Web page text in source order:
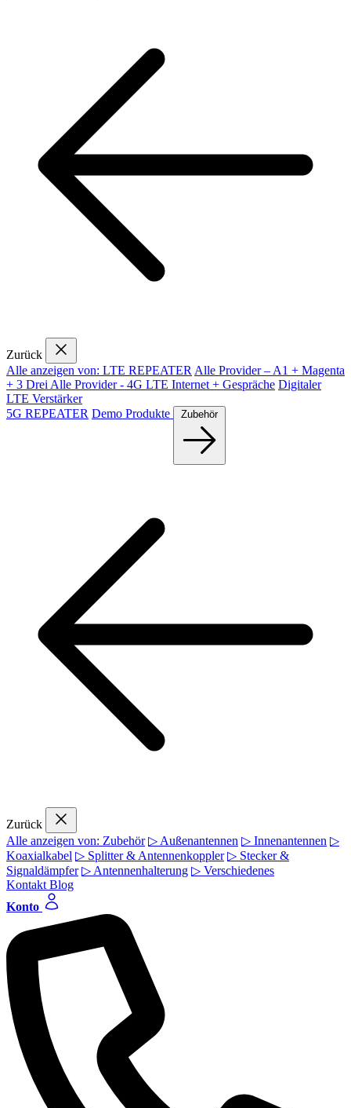
Zurück
Alle anzeigen von: LTE REPEATER Alle Provider – A1 + Magenta
+ 3 Drei Alle Provider - 4G LTE Internet + Gespräche Digitaler
LTE Verstärker
5G REPEATER Demo Produkte Zubehör
Zurück
Alle anzeigen von: Zubehör ▷ Außenantennen ▷ Innenantennen ▷
Koaxialkabel ▷ Splitter & Antennenkoppler ▷ Stecker &
Signaldämpfer ▷ Antennenhalterung ▷ Verschiedenes
Kontakt Blog
Konto